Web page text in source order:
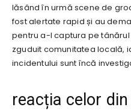
lăsând în urmă scene de
fost alertate rapid și au
pentru a-l captura pe
zguduit comunitatea locală,
incidentului sunt încă
reacția celor